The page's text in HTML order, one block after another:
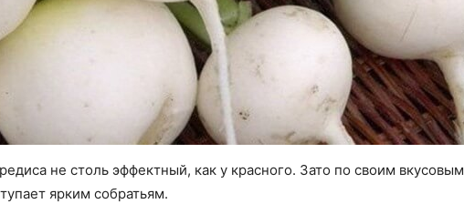
не столь эффектный, как у красного. Зато по своим вкусовым
ярким собратьям.